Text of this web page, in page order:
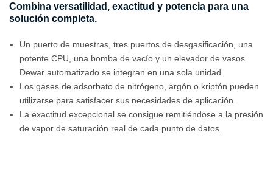
Combina versatilidad, exactitud y potencia para una
solución completa.
Un puerto de muestras, tres puertos de desgasificación, una
potente CPU, una bomba de vacío y un elevador de vasos
Dewar automatizado se integran en una sola unidad.
Los gases de adsorbato de nitrógeno, argón o kriptón pueden
utilizarse para satisfacer sus necesidades de aplicación.
La exactitud excepcional se consigue remitiéndose a la presión
de vapor de saturación real de cada punto de datos.